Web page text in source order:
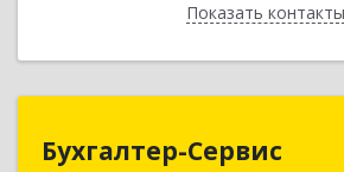
Показать контакты
Назад
Бухгалтер-Сервис